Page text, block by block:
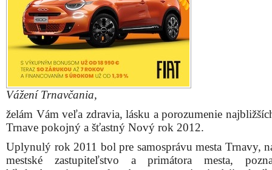
Vážení Trnavčania,
želám Vám veľa zdravia, lásku a porozumenie
Trnave pokojný a šťastný Nový rok 2012.
Uplynulý rok 2011 bol pre samosprávu mesta Trnavy,
mestské zastupiteľstvo a primátora mesta,